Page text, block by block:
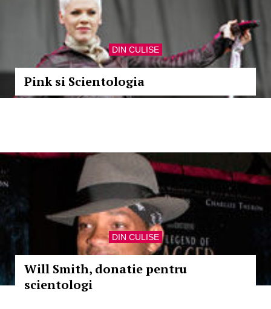
DIN CULISE
Pink si Scientologia
DIN CULISE
Will Smith, donatie pentru
scientologi